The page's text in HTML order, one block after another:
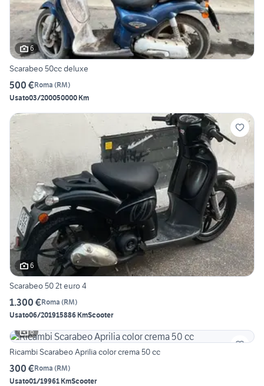
6
Scarabeo 50cc deluxe
500 €Roma (RM)
Usato03/200050000 Km
6
Scarabeo 50 2t euro 4
1.300 €Roma (RM)
Usato06/201915886 KmScooter
6
Ricambi Scarabeo Aprilia color crema 50 cc
300 €Roma (RM)
Usato01/19961 KmScooter